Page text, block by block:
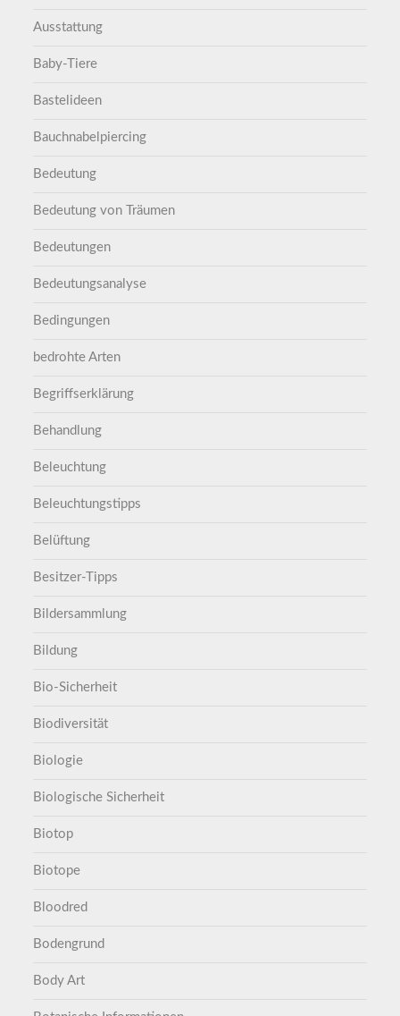
Ausstattung
Baby-Tiere
Bastelideen
Bauchnabelpiercing
Bedeutung
Bedeutung von Träumen
Bedeutungen
Bedeutungsanalyse
Bedingungen
bedrohte Arten
Begriffserklärung
Behandlung
Beleuchtung
Beleuchtungstipps
Belüftung
Besitzer-Tipps
Bildersammlung
Bildung
Bio-Sicherheit
Biodiversität
Biologie
Biologische Sicherheit
Biotop
Biotope
Bloodred
Bodengrund
Body Art